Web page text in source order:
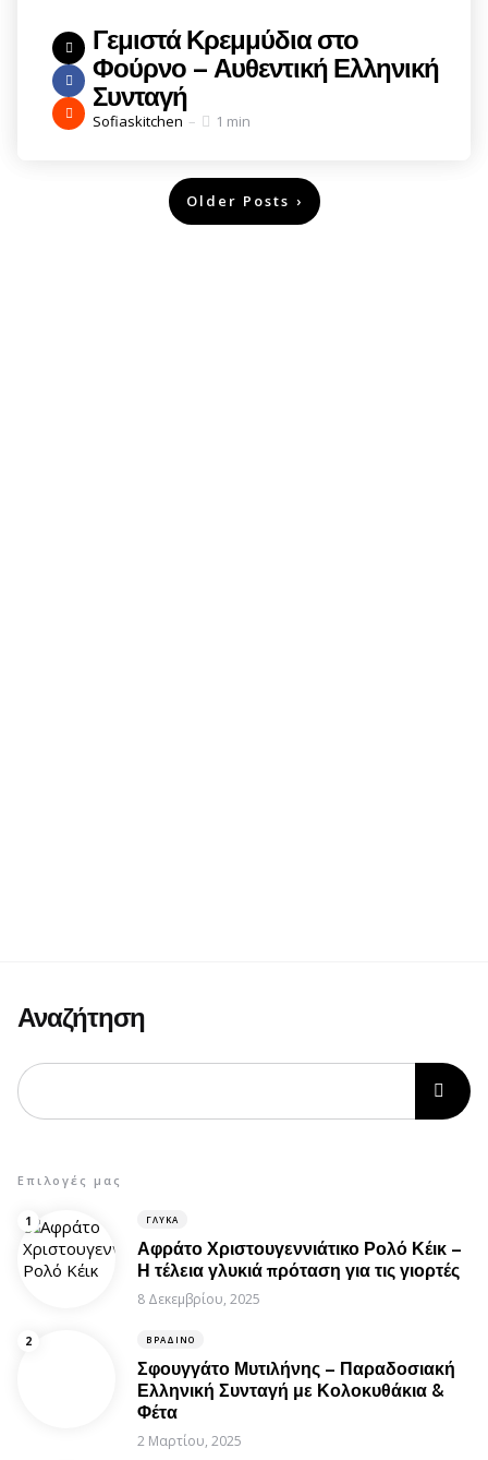
Γεμιστά Κρεμμύδια στο
Φούρνο – Αυθεντική Ελληνική
Συνταγή
Posted
Sofiaskitchen 1 min
Σελιδοποίηση
Older Posts
Αναζήτηση
Επιλογές μας
ΓΛΥΚΆ
Αφράτο Χριστουγεννιάτικο Ρολό Κέικ –
Η τέλεια γλυκιά πρόταση για τις γιορτές
8 Δεκεμβρίου, 2025
ΒΡΑΔΙΝΌ
Σφουγγάτο Μυτιλήνης – Παραδοσιακή
Ελληνική Συνταγή με Κολοκυθάκια &
Φέτα
2 Μαρτίου, 2025